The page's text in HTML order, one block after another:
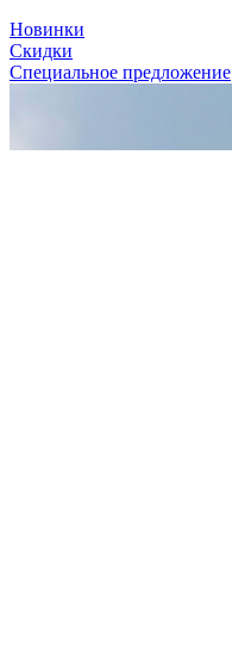
Новинки
Скидки
Специальное предложение